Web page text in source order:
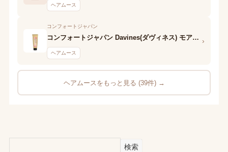
ヘアムース
コンフォートジャパン
コンフォートジャパン Davines(ダヴィネス) モアインサイド フィオナ
ヘアムース
›
ヘアムースをもっと見る (39件) →
検索